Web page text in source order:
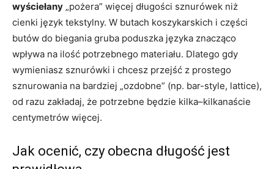
wyściełany „pożera” więcej długości sznurówek niż
cienki język tekstylny. W butach koszykarskich i części
butów do biegania gruba poduszka języka znacząco
wpływa na ilość potrzebnego materiału. Dlatego gdy
wymieniasz sznurówki i chcesz przejść z prostego
sznurowania na bardziej „ozdobne” (np. bar-style, lattice),
od razu zakładaj, że potrzebne będzie kilka–kilkanaście
centymetrów więcej.
Jak ocenić, czy obecna długość jest